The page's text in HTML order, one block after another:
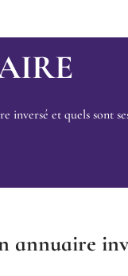
inversé et quels sont
annuaire